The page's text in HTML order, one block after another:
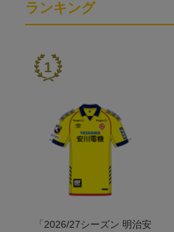
ランキング
「2026/27シーズン 明治安